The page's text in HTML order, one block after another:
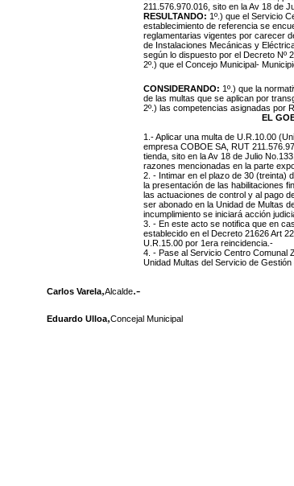
211.576.970.016, sito en la Av 18 de
RESULTANDO: 1º.) que el Servicio
establecimiento de referencia se
reglamentarias vigentes por carecer
de Instalaciones Mecánicas y
según lo dispuesto por el Decreto Nº
2º.) que el Concejo Municipal-
CONSIDERANDO: 1º.) que la
de las multas que se aplican por
2º.) las competencias asignadas por
EL
1.- Aplicar una multa de U.R.10.00
empresa COBOE SA, RUT
tienda, sito en la Av 18 de Julio
razones mencionadas en la parte
2. - Intimar en el plazo de 30 (treinta)
la presentación de las habilitaciones
las actuaciones de control y al pago
ser abonado en la Unidad de Multas
incumplimiento se iniciará acción
3. - En este acto se notifica que en
establecido en el Decreto 21626 Art
U.R.15.00 por 1era reincidencia.-
4. - Pase al Servicio Centro Comunal
Unidad Multas del Servicio de
Carlos Varela,Alcalde.-
Eduardo Ulloa,Concejal Municipal